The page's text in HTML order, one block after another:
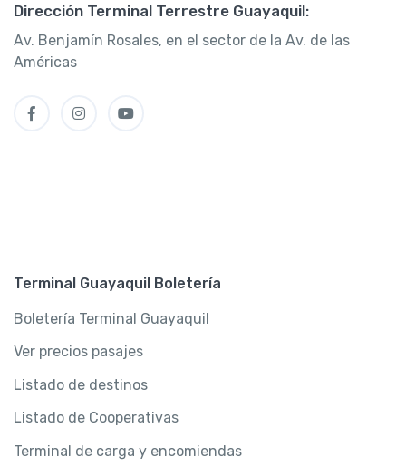
Dirección Terminal Terrestre Guayaquil:
Av. Benjamín Rosales, en el sector de la Av. de las
Américas
Terminal Guayaquil Boletería
Boletería Terminal Guayaquil
Ver precios pasajes
Listado de destinos
Listado de Cooperativas
Terminal de carga y encomiendas